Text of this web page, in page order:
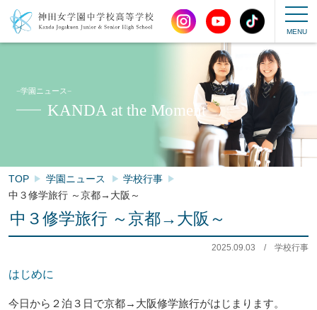
−学園ニュース−
KANDA at the Moment
TOP 学園ニュース
学校行事
中３修学旅行 ～京都→大阪～
中３修学旅行 ～京都→大阪～
2025.09.03 /学校行事
はじめに
今日から２泊３日で京都→大阪修学旅行がはじまります。